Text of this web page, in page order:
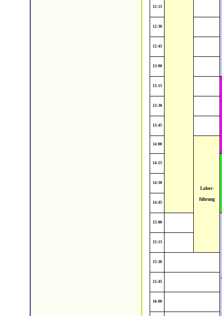
12:15
12:30
12:45
13:00
13:15
13:30
13:45
14:00
Labor-
führung
14:15
14:30
14:45
15:00
15:15
15:30
15:45
16:00